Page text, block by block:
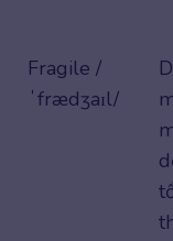
Fragile /
ˈfrædʒaɪl/